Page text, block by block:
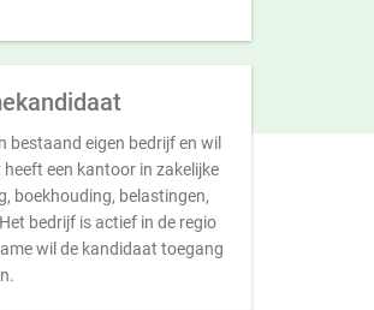
bestaand eigen bedrijf en wil
een kantoor in zakelijke
boekhouding, belastingen,
bedrijf is actief in de regio
wil de kandidaat toegang